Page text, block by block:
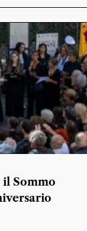
il Sommo